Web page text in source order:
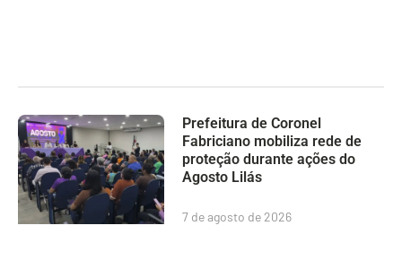
Prefeitura de Coronel
Fabriciano mobiliza rede de
proteção durante ações do
Agosto Lilás
7 de agosto de 2026